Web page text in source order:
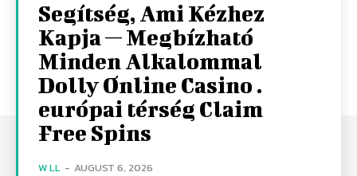
Segítség, Ami Kézhez
Kapja — Megbízható
Minden Alkalommal
Dolly Online Casino .
európai térség Claim
Free Spins
W LL - AUGUST 6, 2026